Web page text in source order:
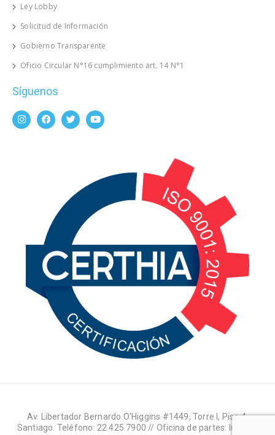
Ley Lobby
Solicitud de Información
Gobierno Transparente
Oficio Circular N°16 cumplimiento art. 14 N°1
Síguenos
Av. Libertador Bernardo O'Higgins #1449, Torre I, Piso 4,
Santiago. Teléfono: 22 425 7900 // Oficina de partes: lun-jue: